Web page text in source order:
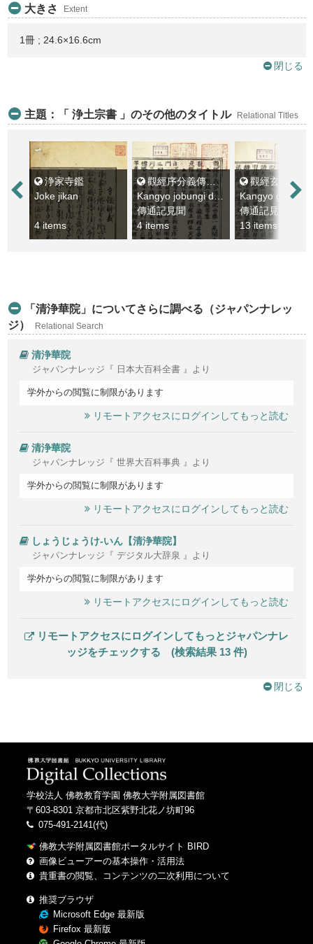
大きさ Extent
1冊 ; 24.6×16.6cm
閉じる
主題：「 浄土宗書 」のその他のタイトル Relational Titles
浄家寺鑑
Joke jikan
4 items
觀經序分義傳通記見聞
Kangyo jobungi denzuki kemmon
傳通記見聞
4 items
觀經玄義分傳通記見聞
傳通記見聞
13 items
「清浄華院」についてさらに調べる（ジャパンナレッ
ジ）
Relational Search
清浄華院
ジャパンナレッジ『 日本大百科全書 』より
学外からの閲覧に制限があります
リモートアクセスにログインしてもっと読む
清浄華院
ジャパンナレッジ『 世界大百科事典 』より
学外からの閲覧に制限があります
リモートアクセスにログインしてもっと読む
しょうじょうけ‐いん【清浄華院】
ジャパンナレッジ『 デジタル大辞泉 』より
学外からの閲覧に制限があります
リモートアクセスにログインしてもっと読む
リモートアクセスにログインしてもっとジャパンナレ
ッジをチェックする (検索結果 13 件)
閉じる
学校法人 佛教教育学園 佛教大学附属図書館
〒603-8301 京都市北区紫野北花ノ坊町96
075-491-2141(代)
佛教大学附属図書館ポータルサイト BIRD
画像ビューアーの基本操作・活用法
貴重書の閲覧、コンテンツの二次利用について
推奨ブラウザ
Microsoft Edge 最新版
Firefox 最新版